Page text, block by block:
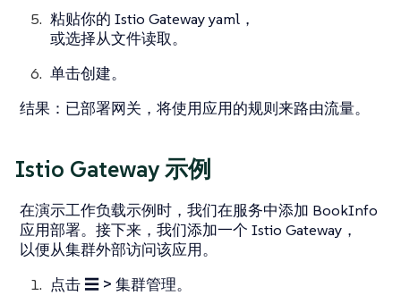
粘贴你的 Istio Gateway yaml，
或选择从文件读取。
单击创建。
结果 ：已部署网关，将使用应用的规则来路由流量。
Istio Gateway 示例
在演示工作负载示例时，我们在服务中添加 BookInfo
应用部署。接下来，我们添加一个 Istio Gateway，
以便从集群外部访问该应用。
点击 ☰ > 集群管理。